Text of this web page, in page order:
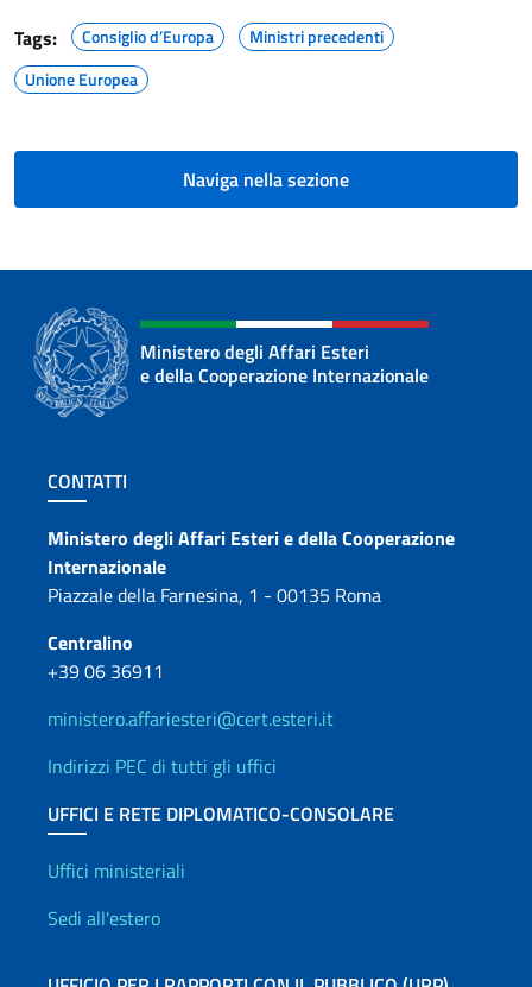
Tags:
Consiglio d’Europa
Ministri precedenti
Unione Europea
Naviga nella sezione
Ministero degli Affari Esteri
e della Cooperazione Internazionale
Sezione footer
CONTATTI
Contatti
Ministero degli Affari Esteri e della Cooperazione
Internazionale
Piazzale della Farnesina, 1 - 00135 Roma
Centralino
+39 06 36911
ministero.affariesteri@cert.esteri.it
Indirizzi PEC di tutti gli uffici
UFFICI E RETE DIPLOMATICO-CONSOLARE
Uffici e Rete diplomatica
Uffici ministeriali
Sedi all'estero